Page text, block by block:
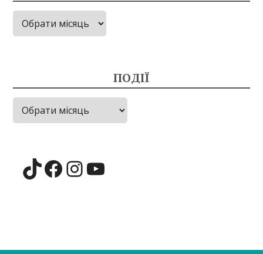
Архів
новин
ПОДІЇ
Події
TikTok
Facebook
Instagram
YouTube